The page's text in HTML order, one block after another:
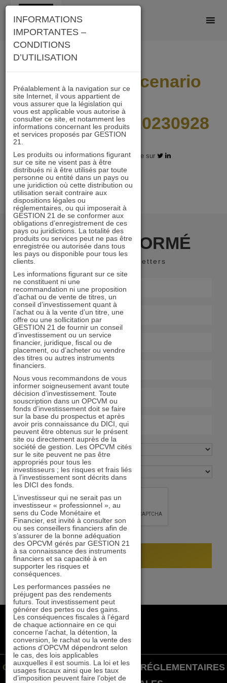
Skip
content
OCC21_AD_Scenario
de
performance_20230928
31.10.2023 - Partagez l'article sur
RESTER INFORMÉ
Recevoir nos newsletters
+33 1 84 79 90 24
gestion21@gestion21.fr
8 rue Volney, 75002 Paris
GESTION 21 ©INFORMATIONS RÉGLEMENTAIRES
INFORMATIONS
IMPORTANTES –
CONDITIONS
D’UTILISATION
Préalablement à la navigation sur ce
site Internet, il vous appartient de
vous assurer que la législation qui
vous est applicable vous autorise à
consulter ce site, et notamment les
informations concernant les produits
et services proposés par GESTION
21.
Les produits ou informations figurant
sur ce site ne visent pas à être
distribués ni à être utilisés par toute
personne ou entité dans un pays ou
une juridiction où cette distribution ou
utilisation serait contraire aux
dispositions légales ou
réglementaires, ou qui imposerait à
GESTION 21 de se conformer aux
obligations d’enregistrement de ces
pays ou juridictions. La totalité des
produits ou services peut ne pas être
enregistrée ou autorisée dans tous
les pays ou disponible pour tous les
clients.
Les informations figurant sur ce site
ne constituent ni une
recommandation ni une proposition
d’achat ou de vente de titres, un
conseil d’investissement quant à
l’achat ou à la vente d’un titre, une
offre ou une sollicitation par
GESTION 21 de fournir un conseil
d’investissement ou un service
financier, juridique, fiscal ou de
placement, ou d’acheter ou vendre
des titres ou autres instruments
financiers.
Nous vous recommandons de vous
informer soigneusement avant toute
décision d’investissement. Toute
souscription dans un OPCVM ou
fonds d’investissement doit se faire
sur la base du prospectus et après
avoir pris connaissance du DICI, qui
peuvent être obtenus sur le présent
site ou directement auprès de la
société de gestion. Les OPCVM cités
sur le site peuvent ne pas être
appropriés pour tous les
investisseurs ; les risques et frais liés
à l’investissement sont décrits dans
les DICI des fonds.
L’investisseur qui ne serait pas un
investisseur « professionnel », au
sens du Code Monétaire et
Financier, est invité à consulter son
ou ses conseillers financiers afin de
s’assurer de la bonne adéquation
des OPCVM gérés par GESTION 21
à sa connaissance des instruments
financiers et sa capacité à en
supporter les risques et
conséquences.
Les performances passées ne
préjugent pas des rendements
futurs. Tout investissement peut
générer des pertes ou des gains.
Les conséquences fiscales à l’égard
de chaque actionnaire en ce qui
concerne l’achat, la détention, la
conversion, le rachat ou la vente des
actions d’OPCVM dépendront selon
le cas, des lois applicables
auxquelles il est soumis. La loi et les
usages fiscaux ainsi que les taux
d’imposition peuvent faire l’objet de